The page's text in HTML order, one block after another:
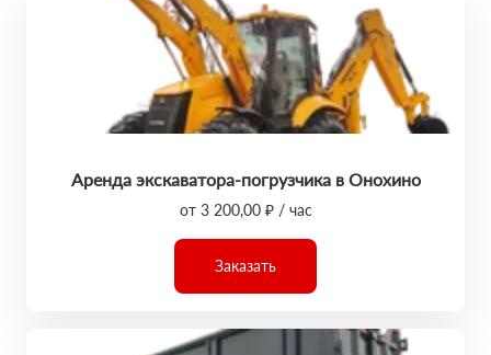
Аренда экскаватора-погрузчика в Онохино
от 3 200,00 ₽ / час
Заказать